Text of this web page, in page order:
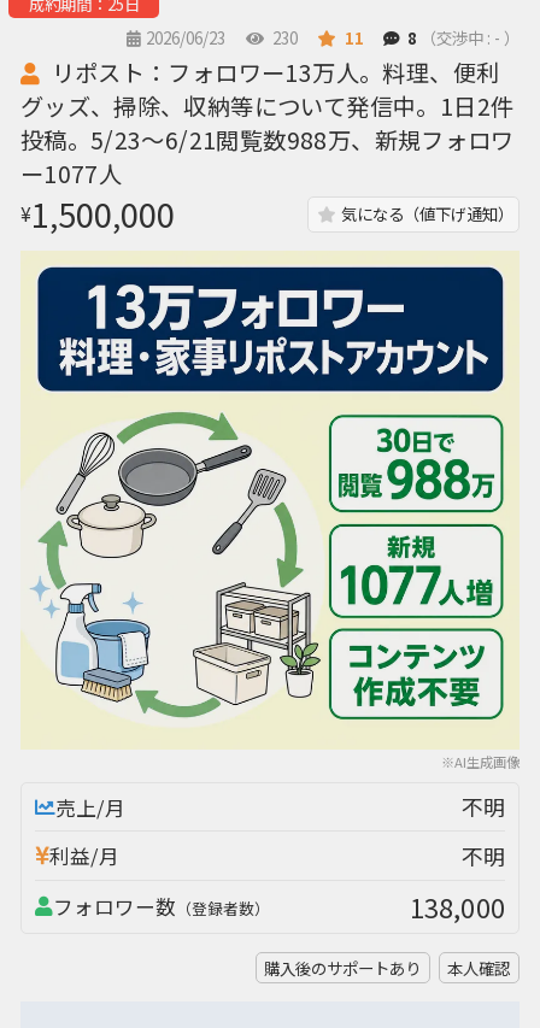
2026/06/23
230 11 8 （交渉中 : - ）
※AI生成画像
リポスト：フォロワー13万人。料理、便利
グッズ、掃除、収納等について発信中。1日2件
投稿。5/23〜6/21閲覧数988万、新規フォロワ
ー1077人
¥1,500,000 気になる（値下げ通知）
売上/月 不明
利益/月 不明
フォロワー数 （登録者数） 138,000
購入後のサポートあり 本人確認